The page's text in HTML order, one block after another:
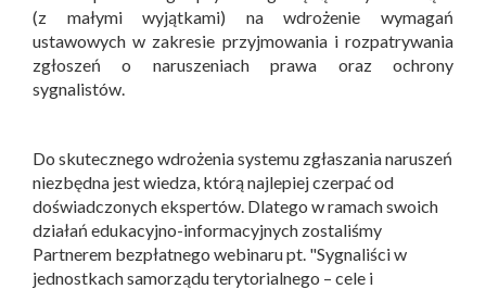
(z małymi wyjątkami) na wdrożenie wymagań
ustawowych w zakresie przyjmowania i rozpatrywania
zgłoszeń o naruszeniach prawa oraz ochrony
sygnalistów.
Do skutecznego wdrożenia systemu zgłaszania naruszeń
niezbędna jest wiedza, którą najlepiej czerpać od
doświadczonych ekspertów. Dlatego w ramach swoich
działań edukacyjno-informacyjnych zostaliśmy
Partnerem bezpłatnego webinaru pt. "Sygnaliści w
jednostkach samorządu terytorialnego – cele i